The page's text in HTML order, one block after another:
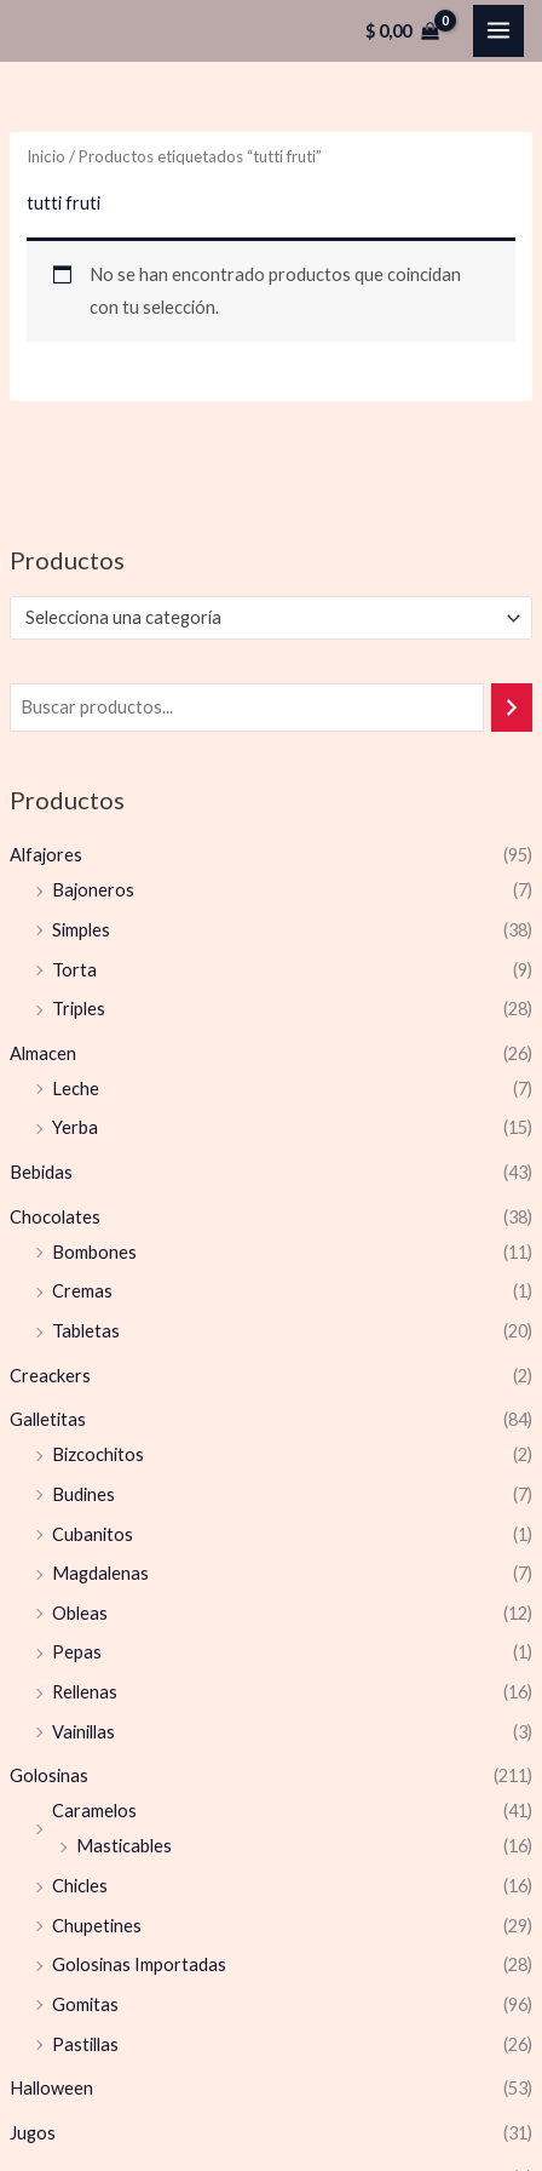
$0,00
Productos
Selecciona una categoría
Productos
Alfajores
(95)
Bajoneros
(7)
Simples
(38)
Torta
(9)
Triples
(28)
Almacen
(26)
Leche
(7)
Yerba
(15)
Bebidas (43)
Chocolates
(38)
Bombones
(11)
Cremas
(1)
Tabletas
(20)
Creackers (2)
Galletitas
(84)
Bizcochitos
(2)
Budines
(7)
Cubanitos
(1)
Magdalenas
(7)
Obleas
(12)
Pepas
(1)
Rellenas
(16)
Vainillas
(3)
Golosinas
(211)
Caramelos
(41)
Masticables
(16)
Chicles
(16)
Chupetines
(29)
Golosinas Importadas
(28)
Gomitas
(96)
Pastillas
(26)
Halloween (53)
Jugos (31)
Inicio / Productos etiquetados “tutti fruti”
tutti fruti
No se han encontrado productos que coincidan
con tu selección.